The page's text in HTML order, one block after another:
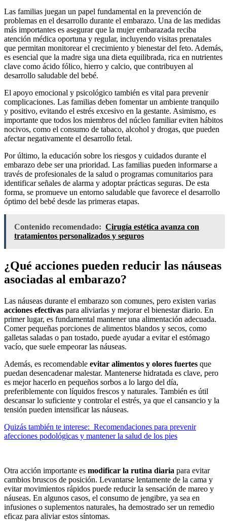
Las familias juegan un papel fundamental en la prevención de
problemas en el desarrollo durante el embarazo. Una de las medidas
más importantes es asegurar que la mujer embarazada reciba
atención médica oportuna y regular, incluyendo visitas prenatales
que permitan monitorear el crecimiento y bienestar del feto. Además,
es esencial que la madre siga una dieta equilibrada, rica en nutrientes
clave como ácido fólico, hierro y calcio, que contribuyen al
desarrollo saludable del bebé.
El apoyo emocional y psicológico también es vital para prevenir
complicaciones. Las familias deben fomentar un ambiente tranquilo
y positivo, evitando el estrés excesivo en la gestante. Asimismo, es
importante que todos los miembros del núcleo familiar eviten hábitos
nocivos, como el consumo de tabaco, alcohol y drogas, que pueden
afectar negativamente el desarrollo fetal.
Por último, la educación sobre los riesgos y cuidados durante el
embarazo debe ser una prioridad. Las familias pueden informarse a
través de profesionales de la salud o programas comunitarios para
identificar señales de alarma y adoptar prácticas seguras. De esta
forma, se promueve un entorno saludable que favorece el desarrollo
óptimo del bebé desde las primeras etapas.
Contenido recomendado: Cirugía estética avanza con
tratamientos personalizados y seguros
¿Qué acciones pueden reducir las náuseas
asociadas al embarazo?
Las náuseas durante el embarazo son comunes, pero existen varias
acciones efectivas para aliviarlas y mejorar el bienestar diario. En
primer lugar, es fundamental mantener una alimentación adecuada.
Comer pequeñas porciones de alimentos blandos y secos, como
galletas saladas o pan tostado, puede ayudar a evitar el estómago
vacío, que suele empeorar las náuseas.
Además, es recomendable evitar alimentos y olores fuertes que
puedan desencadenar malestar. Mantenerse hidratada es clave, pero
es mejor hacerlo en pequeños sorbos a lo largo del día,
preferiblemente con líquidos frescos y naturales. También es útil
descansar lo suficiente y controlar el estrés, ya que el cansancio y la
tensión pueden intensificar las náuseas.
Quizás también te interese: Recomendaciones para prevenir
afecciones podológicas y mantener la salud de los pies
Otra acción importante es modificar la rutina diaria para evitar
cambios bruscos de posición. Levantarse lentamente de la cama y
evitar movimientos rápidos puede reducir la sensación de mareo y
náuseas. En algunos casos, el consumo de jengibre, ya sea en
infusiones o suplementos naturales, ha demostrado ser un remedio
eficaz para aliviar estos síntomas.